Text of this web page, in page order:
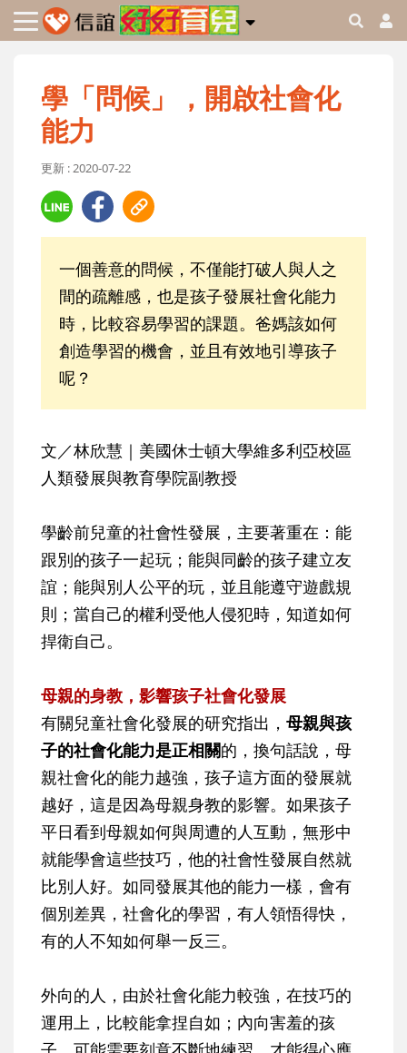
學「問候」，開啟社會化
能力
更新 : 2020-07-22
一個善意的問候，不僅能打破人與人之
間的疏離感，也是孩子發展社會化能力
時，比較容易學習的課題。爸媽該如何
創造學習的機會，並且有效地引導孩子
呢？
文／林欣慧｜美國休士頓大學維多利亞校區
人類發展與教育學院副教授
學齡前兒童的社會性發展，主要著重在：能
跟別的孩子一起玩；能與同齡的孩子建立友
誼；能與別人公平的玩，並且能遵守遊戲規
則；當自己的權利受他人侵犯時，知道如何
捍衛自己。
母親的身教，影響孩子社會化發展
有關兒童社會化發展的研究指出， 母親與孩
子的社會化能力是正相關的，換句話說，母
親社會化的能力越強，孩子這方面的發展就
越好，這是因為母親身教的影響。如果孩子
平日看到母親如何與周遭的人互動，無形中
就能學會這些技巧，他的社會性發展自然就
比別人好。如同發展其他的能力一樣，會有
個別差異，社會化的學習，有人領悟得快，
有的人不知如何舉一反三。
外向的人，由於社會化能力較強，在技巧的
運用上，比較能拿捏自如；內向害羞的孩